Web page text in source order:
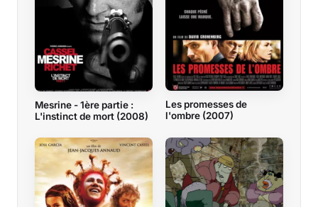
Mesrine - 1ère partie :
L'instinct de mort (2008)
Les promesses de
l'ombre (2007)